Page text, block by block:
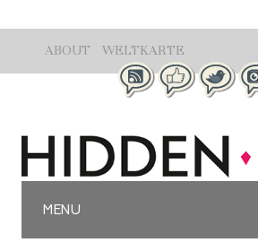
ABOUT WELTKARTE
MENU